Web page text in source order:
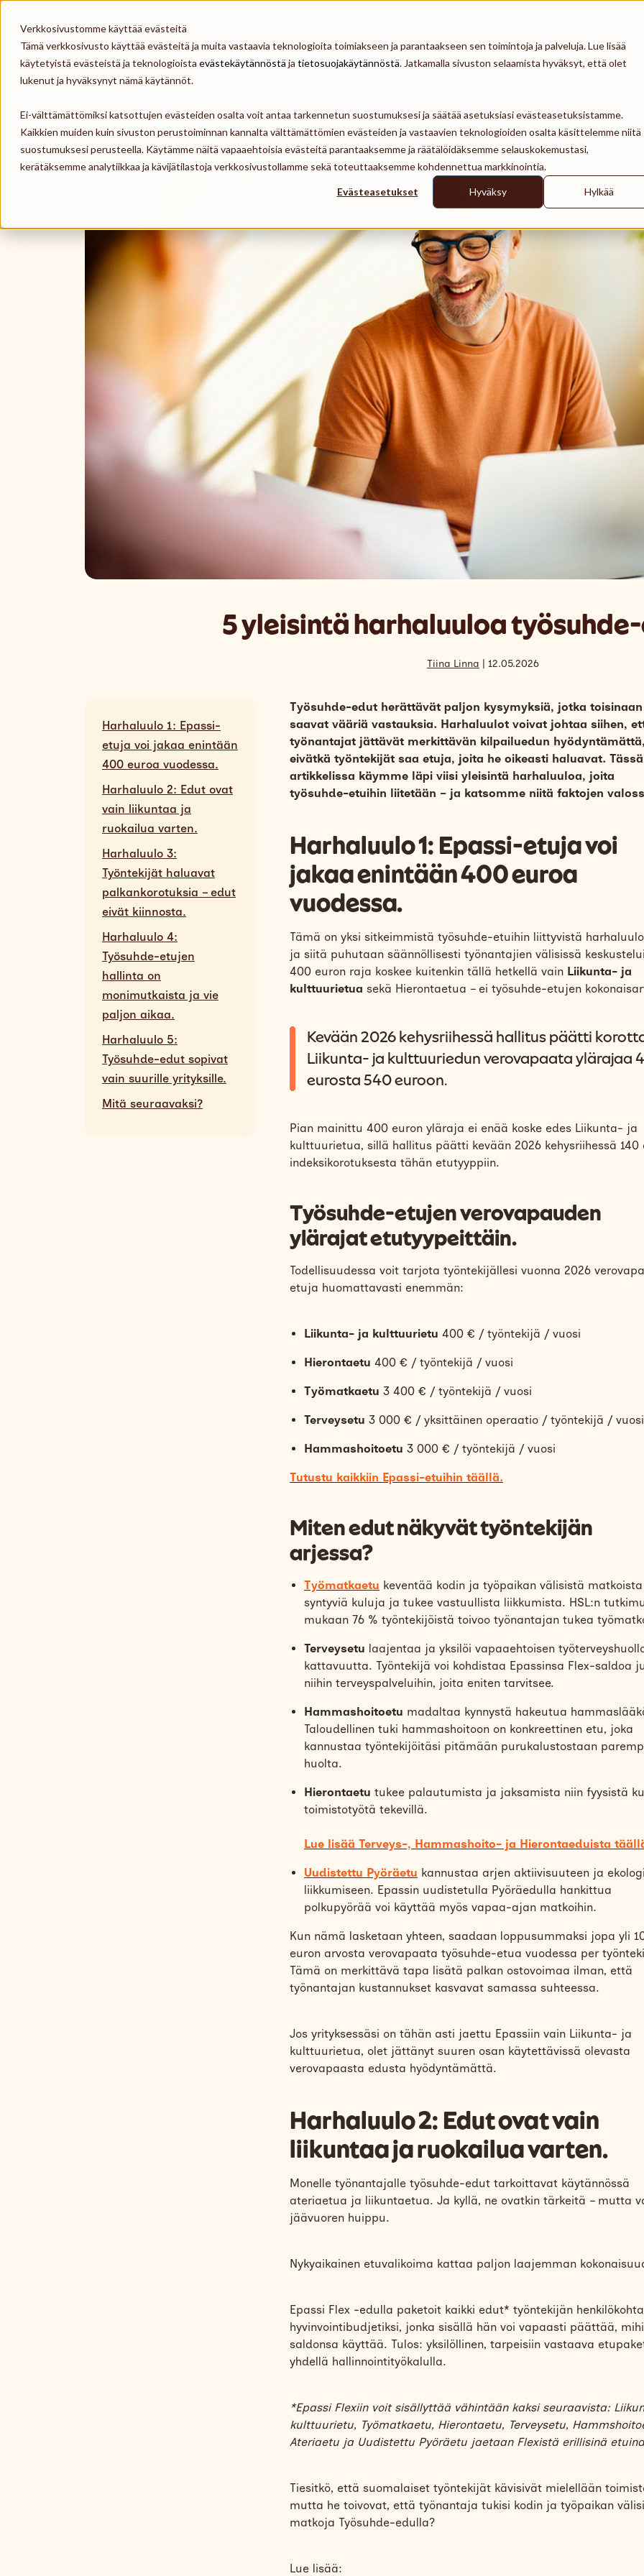
Verkkosivustomme käyttää evästeitä
Tämä verkkosivusto käyttää evästeitä ja muita vastaavia teknologioita toimiakseen ja parantaakseen sen toimintoja ja palveluja. Lue lisää
käytetyistä evästeistä ja teknologioista evästekäytännöstä ja tietosuojakäytännöstä. Jatkamalla sivuston selaamista hyväksyt, että olet
lukenut ja hyväksynyt nämä käytännöt.
Ei-välttämättömiksi katsottujen evästeiden osalta voit antaa tarkennetun suostumuksesi ja säätää asetuksiasi evästeasetuksistamme.
Kaikkien muiden kuin sivuston perustoiminnan kannalta välttämättömien evästeiden ja vastaavien teknologioiden osalta käsittelemme niitä
suostumuksesi perusteella. Käytämme näitä vapaaehtoisia evästeitä parantaaksemme ja räätälöidäksemme selauskokemustasi,
kerätäksemme analytiikkaa ja kävijätilastoja verkkosivustollamme sekä toteuttaaksemme kohdennettua markkinointia.
Evästeasetukset Hyväksy Hylkää
Skip to content
Epassi Työnantaja Työntekijä Palveluntarjoaja
5 yleisintä harhaluuloa
Tiina Linna | 12.05.2026
Harhaluulo 1: Epassi-
etuja voi jakaa enintään
400 euroa vuodessa.
Harhaluulo 2: Edut ovat
vain liikuntaa ja
ruokailua varten.
Harhaluulo 3:
Työntekijät haluavat
palkankorotuksia – edut
eivät kiinnosta.
Harhaluulo 4:
Työsuhde-etujen
hallinta on
monimutkaista ja vie
paljon aikaa.
Harhaluulo 5:
Työsuhde-edut sopivat
vain suurille yrityksille.
Mitä seuraavaksi?
Työsuhde-edut herättävät paljon kysymyksiä, jotka toisinaan
saavat vääriä vastauksia. Harhaluulot voivat johtaa siihen,
työnantajat jättävät merkittävän kilpailuedun hyödyntämättä,
eivätkä työntekijät saa etuja, joita he oikeasti haluavat. Tässä
artikkelissa käymme läpi viisi yleisintä harhaluuloa, joita
työsuhde-etuihin liitetään – ja katsomme niitä faktojen
Harhaluulo 1: Epassi-etuja voi
jakaa enintään 400 euroa
vuodessa.
Tämä on yksi sitkeimmistä työsuhde-etuihin liittyvistä
ja siitä puhutaan säännöllisesti työnantajien välisissä
400 euron raja koskee kuitenkin tällä hetkellä vain Liikunta- ja
kulttuurietua sekä Hierontaetua – ei työsuhde-etujen
Kevään 2026 kehysriihessä hallitus päätti
Liikunta- ja kulttuuriedun verovapaata ylärajaa
eurosta 540 euroon.
Pian mainittu 400 euron yläraja ei enää koske edes Liikunta- ja
kulttuurietua, sillä hallitus päätti kevään 2026 kehysriihessä 140
indeksikorotuksesta tähän etutyyppiin.
Työsuhde-etujen verovapauden
ylärajat etutyypeittäin.
Todellisuudessa voit tarjota työntekijällesi vuonna 2026
etuja huomattavasti enemmän:
Liikunta- ja kulttuurietu 400 € / työntekijä / vuosi
Hierontaetu 400 € / työntekijä / vuosi
Työmatkaetu 3 400 € / työntekijä / vuosi
Terveysetu 3 000 € / yksittäinen operaatio / työntekijä / vuosi
Hammashoitoetu 3 000 € / työntekijä / vuosi
Tutustu kaikkiin Epassi-etuihin täällä.
Miten edut näkyvät työntekijän
arjessa?
Työmatkaetu keventää kodin ja työpaikan välisistä matkoista
syntyviä kuluja ja tukee vastuullista liikkumista. HSL:n
mukaan 76 % työntekijöistä toivoo työnantajan tukea
Terveysetu laajentaa ja yksilöi vapaaehtoisen
kattavuutta. Työntekijä voi kohdistaa Epassinsa Flex-saldoa
niihin terveyspalveluihin, joita eniten tarvitsee.
Hammashoitoetu madaltaa kynnystä hakeutua
Taloudellinen tuki hammashoitoon on konkreettinen etu, joka
kannustaa työntekijöitäsi pitämään purukalustostaan
huolta.
Hierontaetu tukee palautumista ja jaksamista niin fyysistä
toimistotyötä tekevillä.
Lue lisää Terveys-, Hammashoito- ja Hierontaeduista
Uudistettu Pyöräetu kannustaa arjen aktiivisuuteen ja
liikkumiseen. Epassin uudistetulla Pyöräedulla hankittua
polkupyörää voi käyttää myös vapaa-ajan matkoihin.
Kun nämä lasketaan yhteen, saadaan loppusummaksi jopa yli
euron arvosta verovapaata työsuhde-etua vuodessa per
Tämä on merkittävä tapa lisätä palkan ostovoimaa ilman, että
työnantajan kustannukset kasvavat samassa suhteessa.
Jos yrityksessäsi on tähän asti jaettu Epassiin vain Liikunta- ja
kulttuurietua, olet jättänyt suuren osan käytettävissä olevasta
verovapaasta edusta hyödyntämättä.
Harhaluulo 2: Edut ovat vain
liikuntaa ja ruokailua varten.
Monelle työnantajalle työsuhde-edut tarkoittavat käytännössä
ateriaetua ja liikuntaetua. Ja kyllä, ne ovatkin tärkeitä – mutta
jäävuoren huippu.
Nykyaikainen etuvalikoima kattaa paljon laajemman
Epassi Flex -edulla paketoit kaikki edut* työntekijän
hyvinvointibudjetiksi, jonka sisällä hän voi vapaasti päättää,
saldonsa käyttää. Tulos: yksilöllinen, tarpeisiin vastaava
yhdellä hallinnointityökalulla.
*Epassi Flexiin voit sisällyttää vähintään kaksi seuraavista:
kulttuurietu, Työmatkaetu, Hierontaetu, Terveysetu,
Ateriaetu ja Uudistettu Pyöräetu jaetaan Flexistä erillisinä
Tiesitkö, että suomalaiset työntekijät kävisivät mielellään
mutta he toivovat, että työnantaja tukisi kodin ja työpaikan
matkoja Työsuhde-edulla?
Lue lisää: